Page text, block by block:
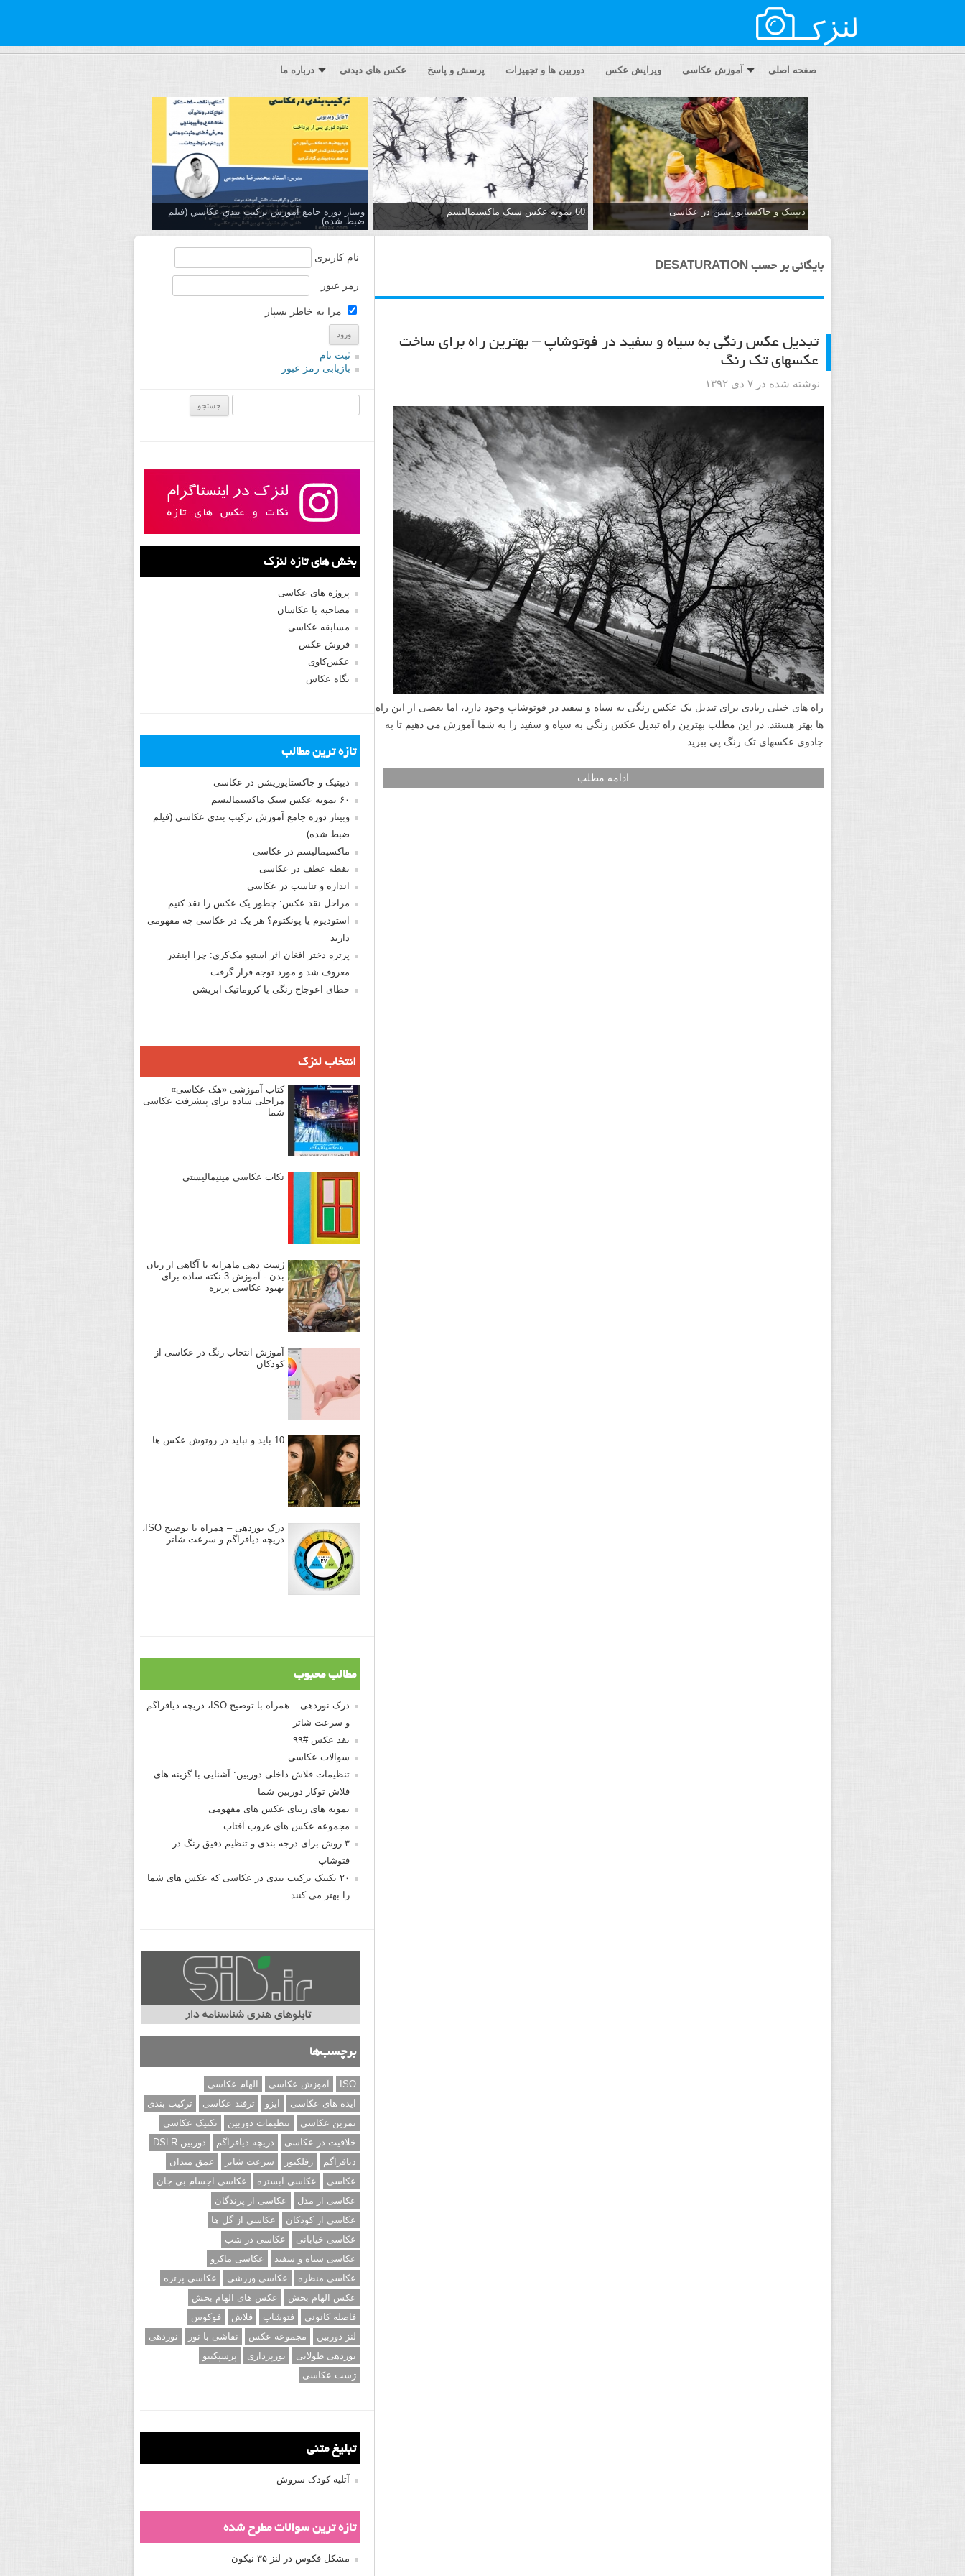
صفحه اصلی آموزش عکاسی ویرایش عکس دوربین ها و تجهیزات پرسش و پاسخ عکس های دیدنی درباره ما
دیپتیک و جاکستا‌پوزیشن در عکاسی 60 نمونه عکس سبک ماکسیمالیسم
وبینار دوره جامع آموزش تركيب بندي عكاسي (فیلم
ضبط شده)
بایگانی بر حسب DESATURATION
تبدیل عکس رنگی به سیاه و سفید در فوتوشاپ – بهترین راه برای ساخت
عکسهای تک رنگ
نوشته شده در ۷ دی ۱۳۹۲
راه های خیلی زیادی برای تبدیل یک عکس رنگی به سیاه و سفید در فوتوشاپ وجود دارد، اما بعضی از این راه
ها بهتر هستند. در این مطلب بهترین راه تبدیل عکس رنگی به سیاه و سفید را به شما آموزش می دهیم تا به
جادوی عکسهای تک رنگ پی ببرید.
ادامه مطلب
نام کاربری
رمز عبور
مرا به خاطر بسپار
ثبت نام
بازیابی رمز عبور
بخش های تازه لنزک
پروژه های عکاسی
مصاحبه با عکاسان
مسابقه عکاسی
فروش عکس
عکس‌کاوی
نگاه عکاس
تازه ترین مطالب
دیپتیک و جاکستا‌پوزیشن در عکاسی
۶۰ نمونه عکس سبک ماکسیمالیسم
وبینار دوره جامع آموزش ترکیب بندی عکاسی (فیلم
ضبط شده)
ماکسیمالیسم در عکاسی
نقطه عطف در عکاسی
اندازه و تناسب در عکاسی
مراحل نقد عکس: چطور یک عکس را نقد کنیم
استودیوم یا پونکتوم؟ هر یک در عکاسی چه مفهومی
دارند
پرتره دختر افغان اثر استیو مک‌کری: چرا اینقدر
معروف شد و مورد توجه قرار گرفت
خطای اعوجاج رنگی یا کروماتیک ابریشن
انتخاب لنزک
کتاب آموزشی «هک عکاسی» -
مراحلی ساده برای پیشرفت عکاسی
شما
نکات عکاسی مینیمالیستی
ژست دهی ماهرانه با آگاهی از زبان
بدن - آموزش 3 نکته ساده برای
بهبود عکاسی پرتره
آموزش انتخاب رنگ در عکاسی از
کودکان
10 باید و نباید در روتوش عکس ها
درک نوردهی – همراه با توضیح ISO،
دریچه دیافراگم و سرعت شاتر
مطالب محبوب
درک نوردهی – همراه با توضیح ISO، دریچه دیافراگم
و سرعت شاتر
نقد عکس #۹۹
سوالات عکاسی
تنظیمات فلاش داخلی دوربین: آشنایی با گزینه های
فلاش توکار دوربین شما
نمونه های زیبای عکس های مفهومی
مجموعه عکس های غروب آفتاب
۳ روش برای درجه بندی و تنظیم دقیق رنگ در
فتوشاپ
۲۰ تکنیک ترکیب بندی در عکاسی که عکس های شما
را بهتر می کنند
برچسب‌ها
ISO آموزش عکاسی
الهام عکاسی
ایده های عکاسی
ایزو ترفند عکاسی
ترکیب بندی
تمرین عکاسی
تنظیمات دوربین
تکنیک عکاسی
خلاقیت در عکاسی
دریچه دیافراگم
دوربین DSLR
دیافراگم
رفلکتور سرعت شاتر
عمق میدان
عکاسی
عکاسی آبستره
عکاسی اجسام بی جان
عکاسی از مدل
عکاسی از پرندگان
عکاسی از کودکان
عکاسی از گل ها
عکاسی خیابانی
عکاسی در شب
عکاسی سیاه و سفید
عکاسی ماکرو
عکاسی منظره
عکاسی ورزشی
عکاسی پرتره
عکس الهام بخش
عکس های الهام بخش
فاصله کانونی
فتوشاپ فلاش
فوکوس
لنز دوربین
مجموعه عکس نقاشی با نور
نوردهی
نوردهی طولانی
نورپردازی
پرسپکتیو
ژست عکاسی
تبلیغ متنی
آتلیه کودک سروش
تازه ترین سوالات مطرح شده
مشکل فکوس در لنز ۳۵ نیکون